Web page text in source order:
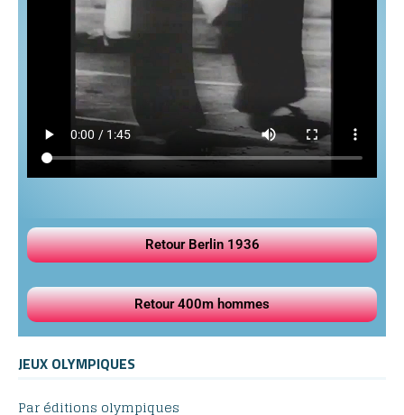
Retour Berlin 1936
Retour 400m hommes
JEUX OLYMPIQUES
Par éditions olympiques